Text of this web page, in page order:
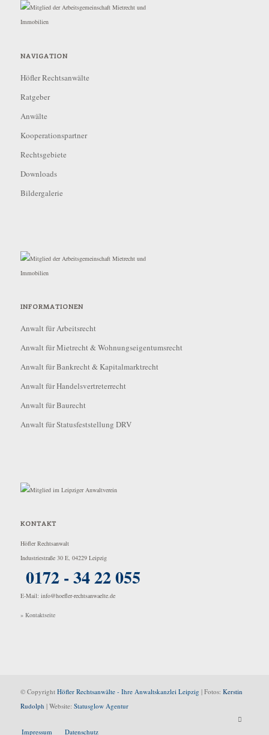
NAVIGATION
Höfler Rechtsanwälte
Ratgeber
Anwälte
Kooperationspartner
Rechtsgebiete
Downloads
Bildergalerie
INFORMATIONEN
Anwalt für Arbeitsrecht
Anwalt für Mietrecht & Wohnungseigentumsrecht
Anwalt für Bankrecht & Kapitalmarktrecht
Anwalt für Handelsvertreterrecht
Anwalt für Baurecht
Anwalt für Statusfeststellung DRV
KONTAKT
Höfler Rechtsanwalt
Industriestraße 30 E, 04229 Leipzig
0172 - 34 22 055
E-Mail: info@hoefler-rechtsanwaelte.de
» Kontaktseite
© Copyright Höfler Rechtsanwälte - Ihre Anwaltskanzlei Leipzig | Fotos: Kerstin
Rudolph | Website: Statusglow Agentur
Impressum Datenschutz